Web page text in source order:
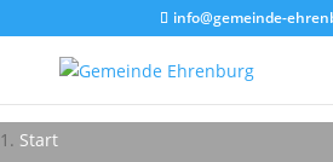
info@gemeinde-
Start